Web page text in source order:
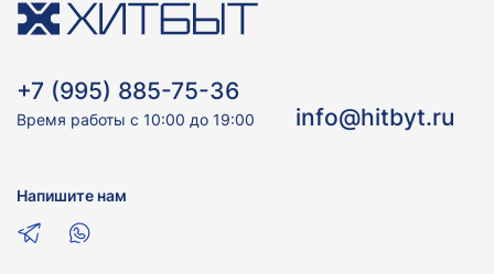
+7 (995) 885-75-36
Время работы с 10:00 до 19:00 info@hitbyt.ru
Напишите нам